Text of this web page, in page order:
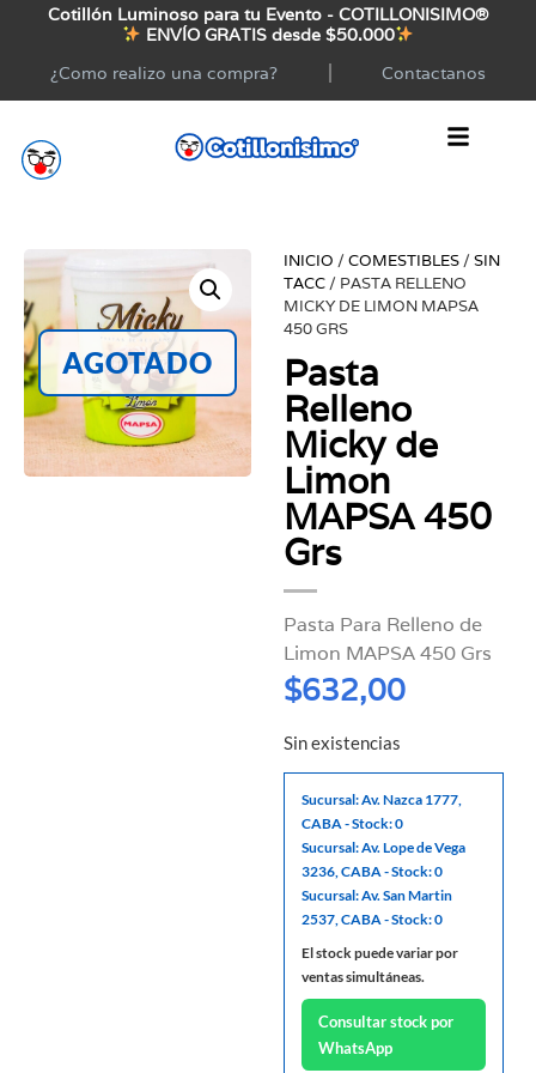
Cotillón Luminoso para tu Evento - COTILLONISIMO®
ENVÍO GRATIS desde $50.000
¿Como realizo una compra?
Contactanos
AGOTADO
INICIO /COMESTIBLES /SIN
TACC / PASTA RELLENO
MICKY DE LIMON MAPSA
450 GRS
Pasta
Relleno
Micky de
Limon
MAPSA 450
Grs
Pasta Para Relleno de
Limon MAPSA 450 Grs
$632,00
Sin existencias
Sucursal: Av. Nazca 1777,
CABA - Stock: 0
Sucursal: Av. Lope de Vega
3236, CABA - Stock: 0
Sucursal: Av. San Martin
2537, CABA - Stock: 0
El stock puede variar por
ventas simultáneas.
Consultar stock por
WhatsApp